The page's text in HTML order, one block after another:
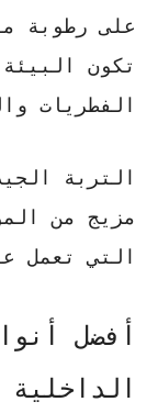
على رطوبة
تكون
الفطريات
التربة
مزيج من
التي تعمل
أفضل
الداخلية